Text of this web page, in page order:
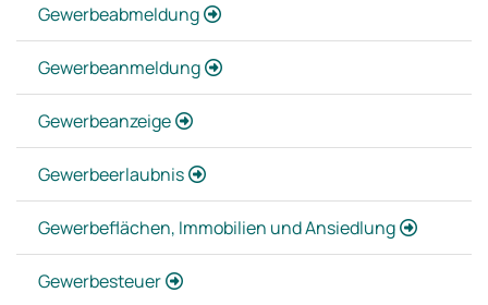
Gewerbeabmeldung
Gewerbeanmeldung
Gewerbeanzeige
Gewerbeerlaubnis
Gewerbeflächen, Immobilien und Ansiedlung
Gewerbesteuer